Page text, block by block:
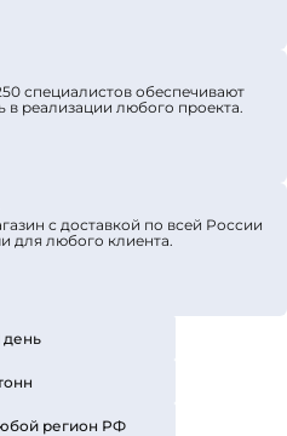
с крупными
расширяет
обеспечивают
и разрешений. Бренд
инноваций, качества и
мощи,
специалистов обеспечивают
реализации любого проекта.
с доставкой по всей России
для любого клиента.
день
регион РФ